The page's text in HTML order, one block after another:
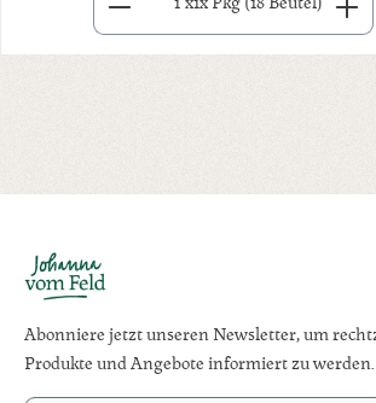
Abonniere jetzt unseren Newsletter, um
Produkte und Angebote informiert zu werden.